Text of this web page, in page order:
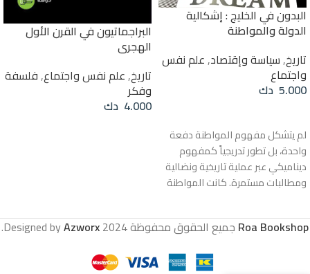
البدون في الخليج : إشكالية
الدولة والمواطنة
تاريخ,سياسة وإقتصاد,علم نفس
واجتماع
5.000 دك
لم يتشكل مفهوم المواطنة دفعة
واحدة، بل تطور تدريجياً كمفهوم
ديناميكي عبر عملية تاريخية ونضالية
ومطالبات مستمرة. كانت المواطنة
للسيطرة والتمييز. وفي العديد من
الحضارات القديمة، كانت الحقوق
ضيقة من الأفراد، في حين كانت
البراجماتيون في القرن الأول
الهجري
تاريخ,علم نفس واجتماع,فلسفة
وفكر
4.000 دك
Roa Bookshop جميع الحقوق محفوظة2024 Designed by
Azworx
.